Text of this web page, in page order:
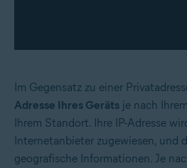
Im Gegensatz zu einer
Adresse Ihres Geräts je nach
Ihrem Standort. Ihre IP-Adresse
Internetanbieter zugewiesen, und
geografische Informationen. Je